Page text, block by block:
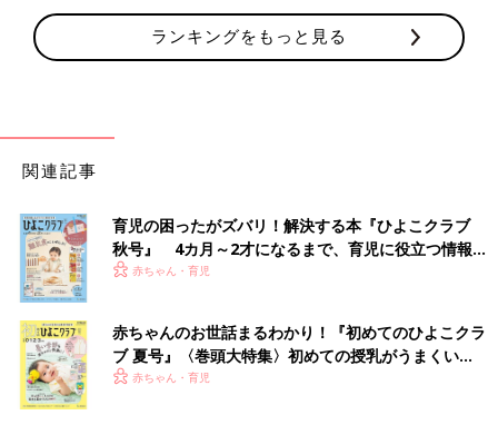
ランキングをもっと見る
関連記事
育児の困ったがズバリ！解決する本『ひよこクラブ
秋号』 4カ月～2才になるまで、育児に役立つ情報が
いっぱい！
赤ちゃん・育児
赤ちゃんのお世話まるわかり！『初めてのひよこクラ
ブ 夏号』〈巻頭大特集〉初めての授乳がうまくい
く！ おっぱい・ミルクの基本と夏のトラブル 解決テ
赤ちゃん・育児